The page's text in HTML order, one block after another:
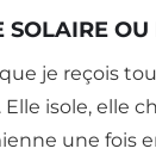
SOLAIRE
je reçois
Elle isole, elle
une fois